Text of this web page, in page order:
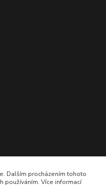
007
Dalším procházením tohoto
používáním. Více informací